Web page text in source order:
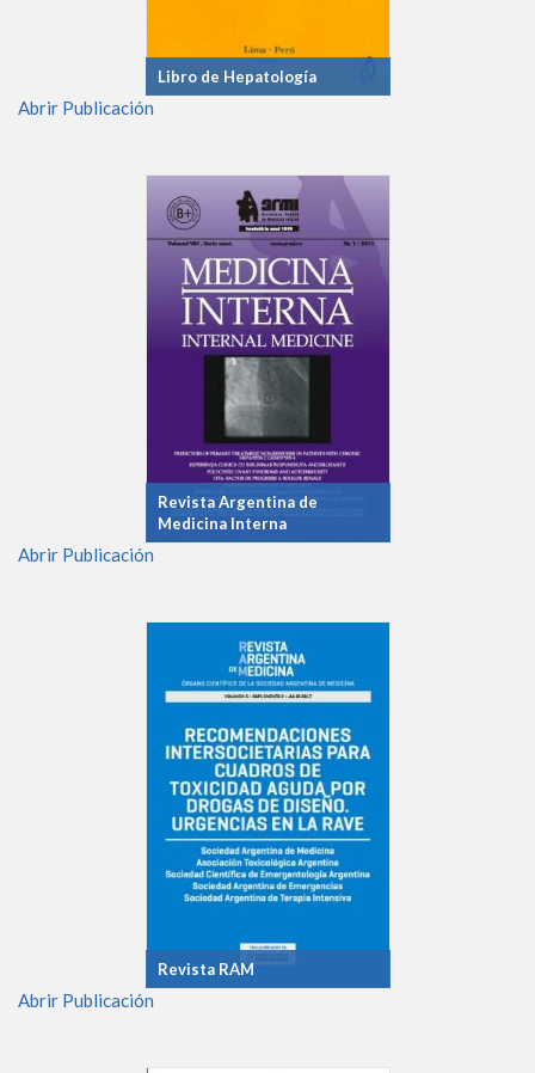
Libro de Hepatología
Abrir Publicación
Revista Argentina de
Medicina Interna
Abrir Publicación
Revista RAM
Abrir Publicación